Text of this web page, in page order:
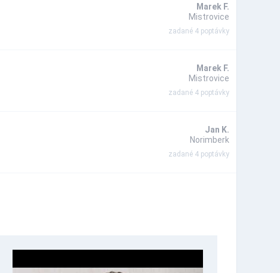
Marek F.
Mistrovice
zadané 4 poptávky
Marek F.
Mistrovice
zadané 4 poptávky
Jan K.
Norimberk
zadané 4 poptávky